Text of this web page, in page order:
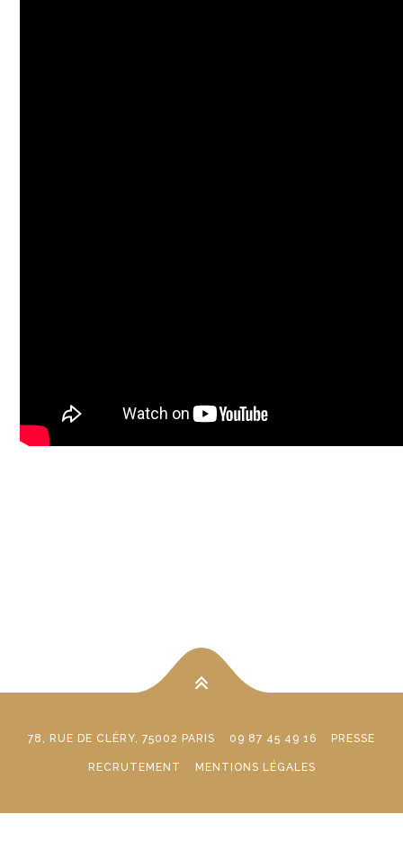
78, RUE DE CLÉRY, 75002 PARIS 09 87 45 49 16 PRESSE
RECRUTEMENT MENTIONS LÉGALES